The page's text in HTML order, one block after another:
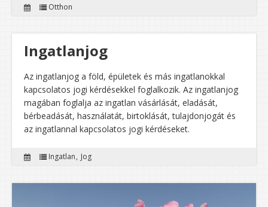
Otthon
Ingatlanjog
Az ingatlanjog a föld, épületek és más ingatlanokkal
kapcsolatos jogi kérdésekkel foglalkozik. Az ingatlanjog
magában foglalja az ingatlan vásárlását, eladását,
bérbeadását, használatát, birtoklását, tulajdonjogát és
az ingatlannal kapcsolatos jogi kérdéseket.
Ingatlan Jog